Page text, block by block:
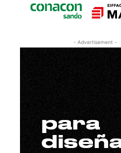
- Advertisement -